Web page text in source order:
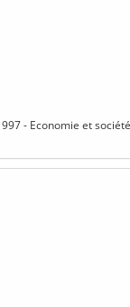
- Economie et